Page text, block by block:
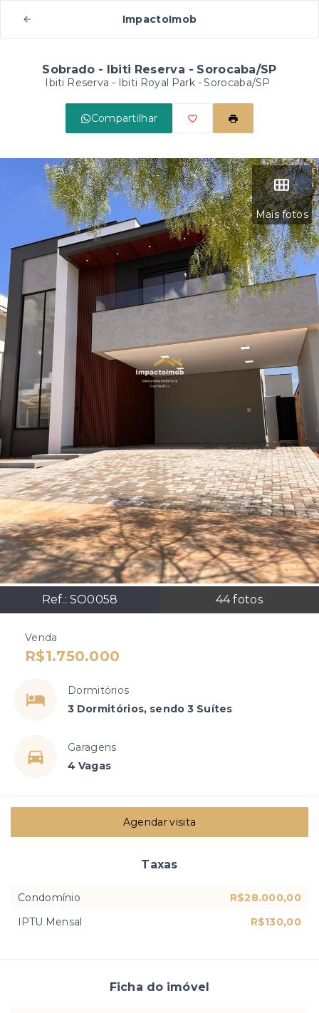
ImpactoImob
Sobrado - Ibiti Reserva - Sorocaba/SP
Ibiti Reserva - Ibiti Royal Park - Sorocaba/SP
Compartilhar
Mais fotos
Ref.: SO0058 44fotos
Venda
R$1.750.000
Dormitórios
3 Dormitórios, sendo 3 Suítes
Garagens
4 Vagas
Agendar visita
Taxas
Condomínio
R$28.000,00
IPTU Mensal
R$130,00
Ficha do imóvel